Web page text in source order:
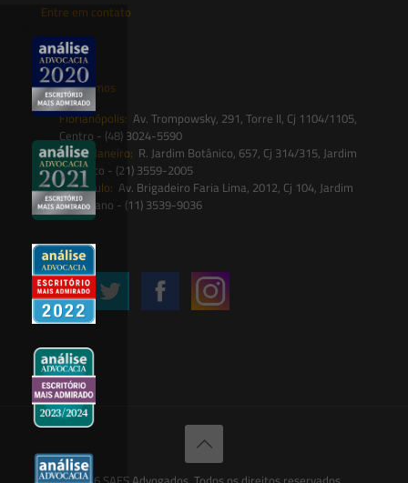
Entre em contato
contato@saesadvogados.com.br
Onde estamos
Florianópolis: Av. Trompowsky, 291, Torre II, Cj 1104/1105,
Centro - (48) 3024-5590
Rio de Janeiro: R. Jardim Botânico, 657, Cj 314/315, Jardim
Botânico - (21) 3559-2005
São Paulo: Av. Brigadeiro Faria Lima, 2012, Cj 104, Jardim
Paulistano - (11) 3539-9036
Siga-nos